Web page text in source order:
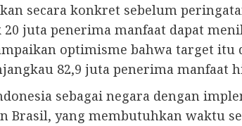
secara konkret sebelum
20 juta penerima manfaat dapat
optimisme bahwa target itu
82,9 juta penerima manfaat
sebagai negara dengan
Brasil, yang membutuhkan waktu